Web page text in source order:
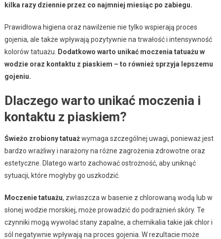
kilka razy dziennie przez co najmniej miesiąc po zabiegu.
Prawidłowa higiena oraz nawilżenie nie tylko wspierają proces
gojenia, ale także wpływają pozytywnie na trwałość i intensywność
kolorów tatuażu.
Dodatkowo warto unikać moczenia tatuażu w
wodzie oraz kontaktu z piaskiem – to również sprzyja lepszemu
gojeniu.
Dlaczego warto unikać moczenia i
kontaktu z piaskiem?
Świeżo zrobiony tatuażwymaga szczególnej uwagi, ponieważ jest
bardzo wrażliwy i narażony na różne zagrożenia zdrowotne oraz
estetyczne. Dlatego warto zachować ostrożność, aby uniknąć
sytuacji, które mogłyby go uszkodzić.
Moczenie tatuażu, zwłaszcza w basenie z chlorowaną wodą lub w
słonej wodzie morskiej, może prowadzić do podrażnień skóry. Te
czynniki mogą wywołać stany zapalne, a chemikalia takie jak chlor i
sól negatywnie wpływają na proces gojenia. W rezultacie może